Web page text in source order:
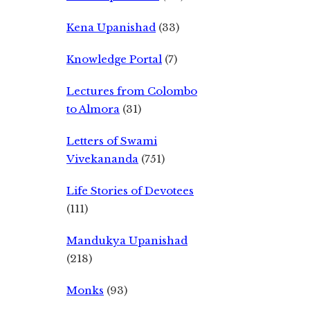
Kena Upanishad (33)
Knowledge Portal (7)
Lectures from Colombo
to Almora (31)
Letters of Swami
Vivekananda (751)
Life Stories of Devotees
(111)
Mandukya Upanishad
(218)
Monks (93)